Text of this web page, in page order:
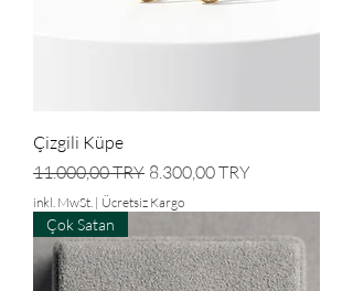
Çizgili Küpe
Standardpreis
11.000,00 TRY Sale-Preis
8.300,00 TRY
inkl. MwSt. | Ücretsiz Kargo
Çok Satan